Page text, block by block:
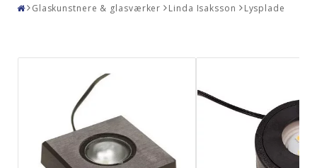
Glaskunstnere & glasværker Linda Isaksson Lysplade